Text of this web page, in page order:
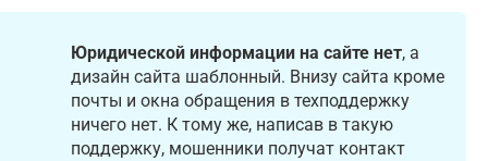
Юридической информации на сайте нет, а
дизайн сайта шаблонный. Внизу сайта кроме
почты и окна обращения в техподдержку
ничего нет. К тому же, написав в такую
поддержку, мошенники получат контакт